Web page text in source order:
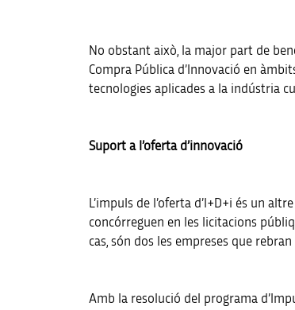
No obstant això, la major part de
Compra Pública d’Innovació en
tecnologies aplicades a la indústria
Suport a l’oferta d’innovació
L’impuls de l’oferta d’I+D+i és un
concórreguen en les licitacions
cas, són dos les empreses que
Amb la resolució del programa